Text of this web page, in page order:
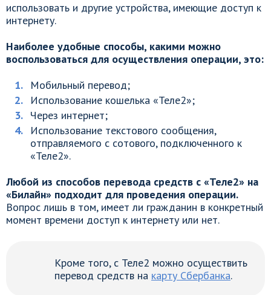
использовать и другие устройства, имеющие доступ к
интернету.
Наиболее удобные способы, какими можно
воспользоваться для осуществления операции, это:
Мобильный перевод;
Использование кошелька «Теле2»;
Через интернет;
Использование текстового сообщения,
отправляемого с сотового, подключенного к
«Теле2».
Любой из способов перевода средств с «Теле2» на
«Билайн» подходит для проведения операции.
Вопрос лишь в том, имеет ли гражданин в конкретный
момент времени доступ к интернету или нет.
Кроме того, с Теле2 можно осуществить
перевод средств на карту Сбербанка.